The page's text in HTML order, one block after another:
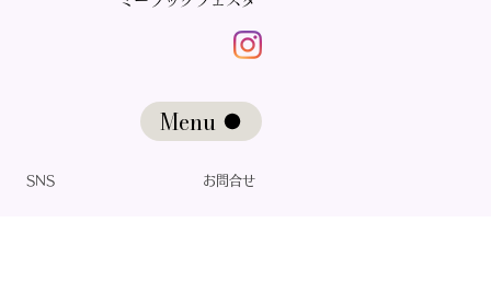
Menu
SNS お問合せ